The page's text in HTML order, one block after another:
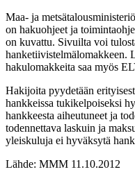
Maa- ja
on hakuohjeet ja
on kuvattu. Sivuilta voi
hanketiivistelmälomakkeen.
hakulomakkeita saa myös
Hakijoita pyydetään
hankkeissa tukikelpoiseksi
hankkeesta aiheutuneet ja
todennettava las­kuin ja
yleis­kuluja ei hyväksytä
Lähde: MMM 11.10.2012